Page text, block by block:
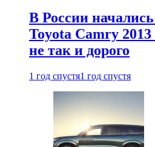
В России
Toyota Camry 2013
не так и дорого
1 год спустя1 год спустя